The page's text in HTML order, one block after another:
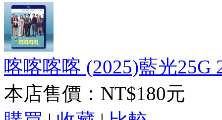
喀喀喀喀 (2025)藍光25G
本店售價： NT$180元